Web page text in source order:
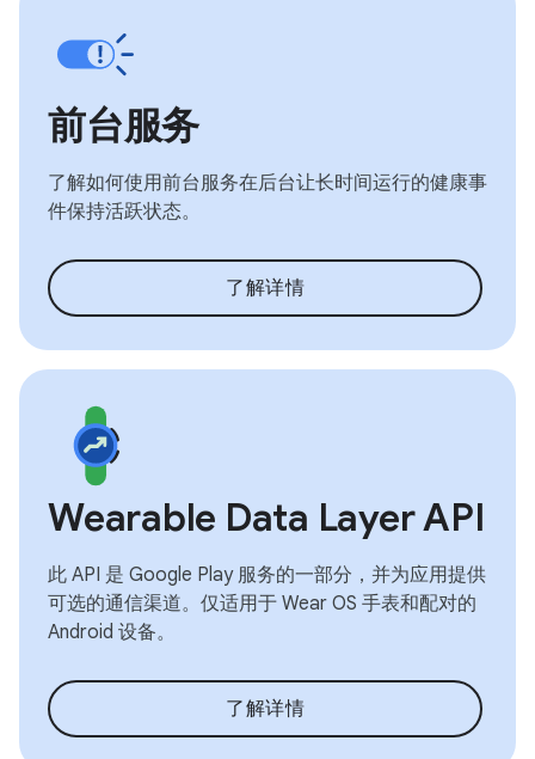
前台服务
了解如何使用前台服务在后台让长时间运行的健康事
件保持活跃状态。
了解详情
Wearable Data Layer API
此 API 是 Google Play 服务的一部分，并为应用提供
可选的通信渠道。仅适用于 Wear OS 手表和配对的
Android 设备。
了解详情